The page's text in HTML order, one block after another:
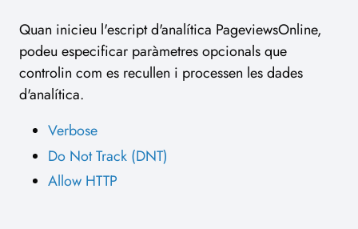
Quan inicieu l'escript d'analítica PageviewsOnline,
podeu especificar paràmetres opcionals que
controlin com es recullen i processen les dades
d'analítica.
Verbose
Do Not Track (DNT)
Allow HTTP